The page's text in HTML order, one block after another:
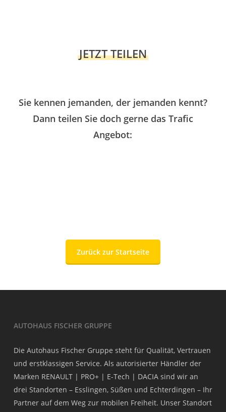
JETZT TEILEN
Sie kennen jemanden, der jemanden kennt?
Dann teilen Sie doch gerne das Trafic
Angebot:
Zurück zur Startseite
AUTOHAUS FISCHER GRUPPE
Die Autohaus Fischer Gruppe steht für Qualität, Vertrauen
und erstklassigen Service. Als autorisierter Händler der
Marken RENAULT | PRO+ | E-Tech | DACIA sind wir an
drei Standorten – Esslingen, Süßen und Echterdingen – Ihr
Partner auf dem Weg zur mobilen Freiheit. Unser Standort